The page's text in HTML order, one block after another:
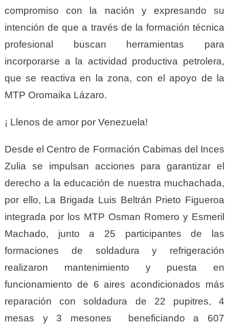
compromiso con la nación y expresando su
intención de que a través de la formación técnica
profesional buscan herramientas para
incorporarse a la actividad productiva petrolera,
que se reactiva en la zona, con el apoyo de la
MTP Oromaika Lázaro.
¡ Llenos de amor por Venezuela!
Desde el Centro de Formación Cabimas del Inces
Zulia se impulsan acciones para garantizar el
derecho a la educación de nuestra muchachada,
por ello, La Brigada Luis Beltrán Prieto Figueroa
integrada por los MTP Osman Romero y Esmeril
Machado, junto a 25 participantes de las
formaciones de soldadura y refrigeración
realizaron mantenimiento y puesta en
funcionamiento de 6 aires acondicionados más
reparación con soldadura de 22 pupitres, 4
mesas y 3 mesones beneficiando a 607